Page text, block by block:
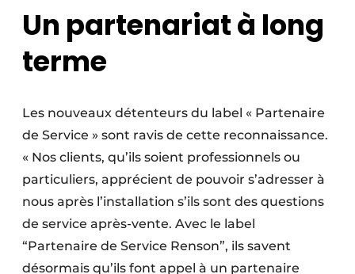
Un partenariat à long
terme
Les nouveaux détenteurs du label « Partenaire
de Service » sont ravis de cette reconnaissance.
« Nos clients, qu’ils soient professionnels ou
particuliers, apprécient de pouvoir s’adresser à
nous après l’installation s’ils sont des questions
de service après-vente. Avec le label
“Partenaire de Service Renson”, ils savent
désormais qu’ils font appel à un partenaire